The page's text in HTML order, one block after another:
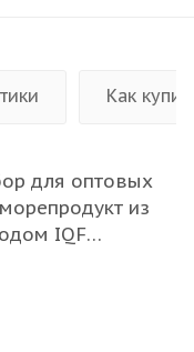
Как
для оптовых
из
IQF
вещества и